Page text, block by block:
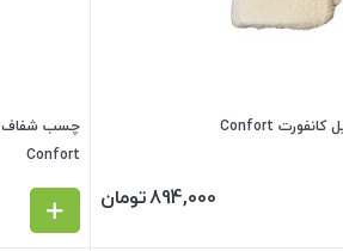
894,000تومان
Confort